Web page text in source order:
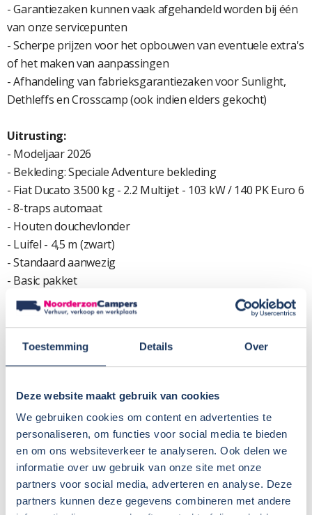
Toestemming Details Over
Deze website maakt gebruik van cookies
We gebruiken cookies om content en advertenties te
personaliseren, om functies voor social media te bieden
en om ons websiteverkeer te analyseren. Ook delen we
informatie over uw gebruik van onze site met onze
partners voor social media, adverteren en analyse. Deze
partners kunnen deze gegevens combineren met andere
- Garantiezaken kunnen vaak afgehandeld worden bij één
van onze servicepunten
- Scherpe prijzen voor het opbouwen van eventuele extra's
of het maken van aanpassingen
- Afhandeling van fabrieksgarantiezaken voor Sunlight,
Dethleffs en Crosscamp (ook indien elders gekocht)
Uitrusting:
- Modeljaar 2026
- Bekleding: Speciale Adventure bekleding
- Fiat Ducato 3.500 kg - 2.2 Multijet - 103 kW / 140 PK Euro 6
- 8-traps automaat
- Houten douchevlonder
- Luifel - 4,5 m (zwart)
- Standaard aanwezig
- Basic pakket
- Bridge Light, opbouwdeur met raam, hordeur
- Panorama dakluik, dakluik met helder plexiglas
- - Voorbumper in kleur, skid plate zwart
- Mistlampen
Pakket lichtmetalen velgen Bicolor
applicaties (Techno Trim)
- 16 inch lichtmetalen velgen Bicolor
Adventure
- - Adventure striping, design bumperlementen
- Raam in de cabine, inlegramen